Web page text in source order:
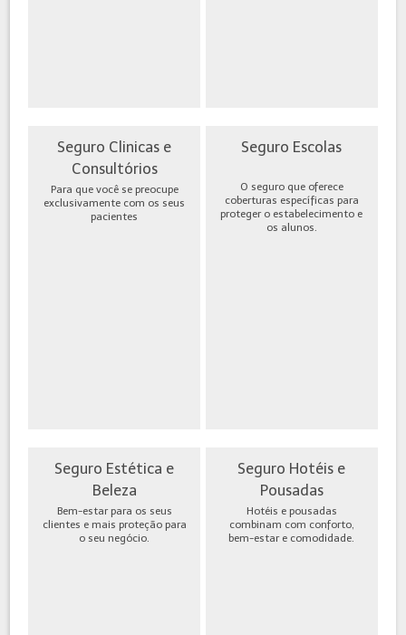
Seguro Clinicas e
Consultórios
Para que você se preocupe
exclusivamente com os seus
pacientes
Seguro Escolas
O seguro que oferece
coberturas específicas para
proteger o estabelecimento e
os alunos.
Seguro Estética e
Beleza
Bem-estar para os seus
clientes e mais proteção para
o seu negócio.
Seguro Hotéis e
Pousadas
Hotéis e pousadas
combinam com conforto,
bem-estar e comodidade.